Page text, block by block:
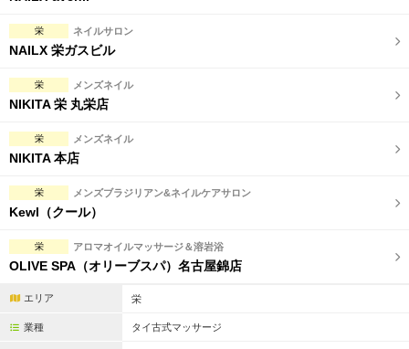
栄 ネイルサロン
NAILX 栄ガスビル
栄 メンズネイル
NIKITA 栄 丸栄店
栄 メンズネイル
NIKITA 本店
栄 メンズブラジリアン&ネイルケアサロン
Kewl（クール）
栄 アロマオイルマッサージ＆溶岩浴
OLIVE SPA（オリーブスパ）名古屋錦店
エリア 栄
業種 タイ古式マッサージ